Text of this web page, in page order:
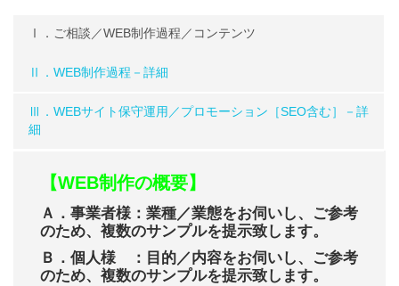
Ⅰ．ご相談／WEB制作過程／コンテンツ
Ⅱ．WEB制作過程－詳細
Ⅲ．WEBサイト保守運用／プロモーション［SEO含む］－詳
細
【WEB制作の概要】
Ａ．事業者様：業種／業態をお伺いし、ご参考
のため、複数のサンプルを提示致します。
Ｂ．個人様 ：目的／内容をお伺いし、ご参考
のため、複数のサンプルを提示致します。